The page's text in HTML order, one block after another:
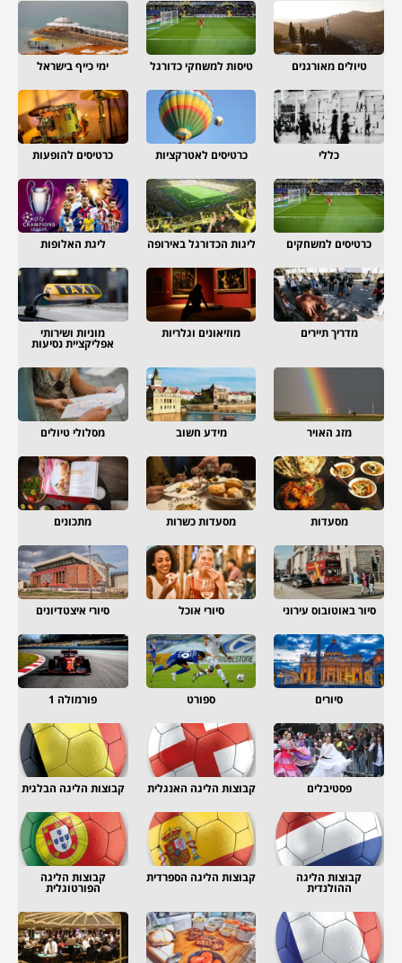
טיולים מאורגנים טיסות למשחקי כדורגל ימי כייף בישראל
כללי כרטיסים לאטרקציות כרטיסים להופעות
כרטיסים למשחקים ליגות הכדורגל באירופה ליגת האלופות
מדריך תיירים מוזיאונים וגלריות מוניות ושירותי
אפליקציית נסיעות
מזג האויר מידע חשוב מסלולי טיולים
מסעדות מסעדות כשרות מתכונים
סיור באוטובוס עירוני סיורי אוכל סיורי איצטדיונים
סיורים ספורט פורמולה 1
פסטיבלים קבוצות הליגה האנגלית קבוצות הליגה הבלגית
קבוצות הליגה
ההולנדית
קבוצות הליגה הספרדית קבוצות הליגה
הפורטוגלית